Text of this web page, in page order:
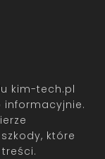
kim-tech.pl
informacyjnie.
które